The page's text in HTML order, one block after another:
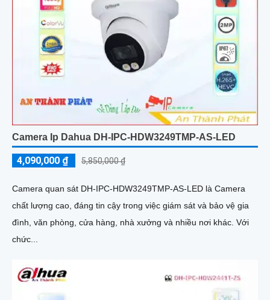
Camera Ip Dahua DH-IPC-HDW3249TMP-AS-LED
4,090,000 ₫ 5,850,000 ₫
Camera quan sát DH-IPC-HDW3249TMP-AS-LED là Camera
chất lượng cao, đáng tin cậy trong việc giám sát và bảo vệ gia
đình, văn phòng, cửa hàng, nhà xưởng và nhiều nơi khác. Với
chức...